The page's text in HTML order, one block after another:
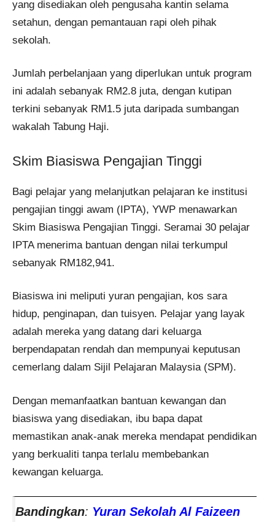
yang disediakan oleh pengusaha kantin selama
setahun, dengan pemantauan rapi oleh pihak
sekolah.
Jumlah perbelanjaan yang diperlukan untuk program
ini adalah sebanyak RM2.8 juta, dengan kutipan
terkini sebanyak RM1.5 juta daripada sumbangan
wakalah Tabung Haji.
Skim Biasiswa Pengajian Tinggi
Bagi pelajar yang melanjutkan pelajaran ke institusi
pengajian tinggi awam (IPTA), YWP menawarkan
Skim Biasiswa Pengajian Tinggi. Seramai 30 pelajar
IPTA menerima bantuan dengan nilai terkumpul
sebanyak RM182,941.
Biasiswa ini meliputi yuran pengajian, kos sara
hidup, penginapan, dan tuisyen. Pelajar yang layak
adalah mereka yang datang dari keluarga
berpendapatan rendah dan mempunyai keputusan
cemerlang dalam Sijil Pelajaran Malaysia (SPM).
Dengan memanfaatkan bantuan kewangan dan
biasiswa yang disediakan, ibu bapa dapat
memastikan anak-anak mereka mendapat pendidikan
yang berkualiti tanpa terlalu membebankan
kewangan keluarga.
Bandingkan: Yuran Sekolah Al Faizeen